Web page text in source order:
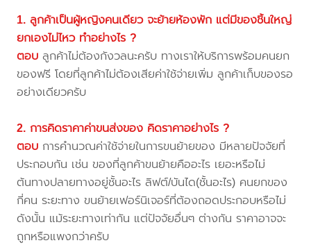
1. ลูกค้าเป็นผู้หญิงคนเดียว จะย้ายห้องพัก แต่มีของชิ้นใหญ่
ยกเองไม่ไหว ทำอย่างไร ?
ตอบ ลูกค้าไม่ต้องกังวลนะครับ ทางเราให้บริการพร้อมคนยก
ของฟรี โดยที่ลูกค้าไม่ต้องเสียค่าใช้จ่ายเพิ่ม ลูกค้าเก็บของรอ
อย่างเดียวครับ
2. การคิดราคาค่าขนส่งของ คิดราคาอย่างไร ?
ตอบ การคำนวณค่าใช้จ่ายในการขนย้ายของ มีหลายปัจจัยที่
ประกอบกัน เช่น ของที่ลูกค้าขนย้ายคืออะไร เยอะหรือไม่
ต้นทางปลายทางอยู่ชั้นอะไร ลิฟต์/บันได(ชั้นอะไร) คนยกของ
กี่คน ระยะทาง ขนย้ายเฟอร์นิเจอร์ที่ต้องถอดประกอบหรือไม่
ดังนั้น แม้ระยะทางเท่ากัน แต่ปัจจัยอื่นๆ ต่างกัน ราคาอาจจะ
ถูกหรือแพงกว่าครับ